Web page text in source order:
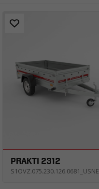
PRAKTI 2312
S1OVZ.075.230.126.0681_USNE